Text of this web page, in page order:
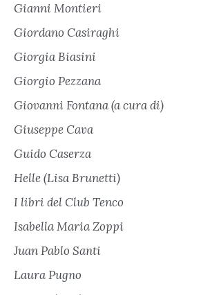
Gianni Montieri
Giordano Casiraghi
Giorgia Biasini
Giorgio Pezzana
Giovanni Fontana (a cura di)
Giuseppe Cava
Guido Caserza
Helle (Lisa Brunetti)
I libri del Club Tenco
Isabella Maria Zoppi
Juan Pablo Santi
Laura Pugno